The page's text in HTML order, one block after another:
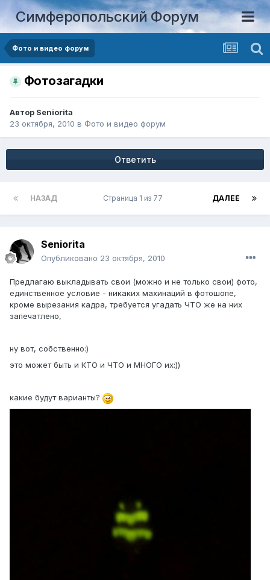
Симферопольский Форум
Фото и видео форум
Фотозагадки
Автор Seniorita
23 октября, 2010 в Фото и видео форум
Ответить
НАЗАД ДАЛЕЕ
Страница 1 из 77
Seniorita
Опубликовано 23 октября, 2010
Предлагаю выкладывать свои (можно и не только свои) фото,
единственное условие - никаких махинаций в фотошопе,
кроме вырезания кадра, требуется угадать ЧТО же на них
запечатлено,
ну вот, собственно:)
это может быть и КТО и ЧТО и МНОГО их:))
какие будут варианты?